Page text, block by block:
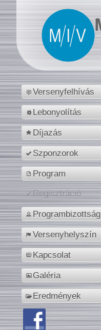
Versenyfelhívás
Lebonyolítás
Díjazás
Szponzorok
Program
Regisztráció
Programbizottság
Versenyhelyszín
Kapcsolat
Galéria
Eredmények